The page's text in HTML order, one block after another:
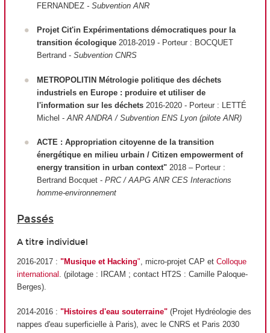
FERNANDEZ- Subvention ANR
Projet Cit'in Expérimentations démocratiques pour la
transition écologique2018-2019 - Porteur : BOCQUET
Bertrand - Subvention CNRS
METROPOLITIN Métrologie politique des déchets
industriels en Europe : produire et utiliser de
l'information sur les déchets2016-2020 - Porteur : LETTÉ
Michel - ANR ANDRA / Subvention ENS Lyon (pilote ANR)
ACTE : Appropriation citoyenne de la transition
énergétique en milieu urbain / Citizen empowerment of
energy transition in urban context" 2018 – Porteur :
Bertrand Bocquet - PRC / AAPG ANR CES Interactions
homme-environnement
Passés
A titre individuel
2016-2017 : "Musique et Hacking", micro-projet CAP et Colloque
international . (pilotage : IRCAM ; contact HT2S : Camille Paloque-
Berges).
2014-2016 : "Histoires d'eau souterraine" (Projet Hydréologie des
nappes d'eau superficielle à Paris), avec le CNRS et Paris 2030